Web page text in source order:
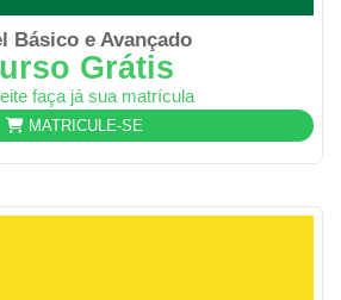
Básico e Avançado
Grátis
faça já sua matrícula
MATRICULE-SE